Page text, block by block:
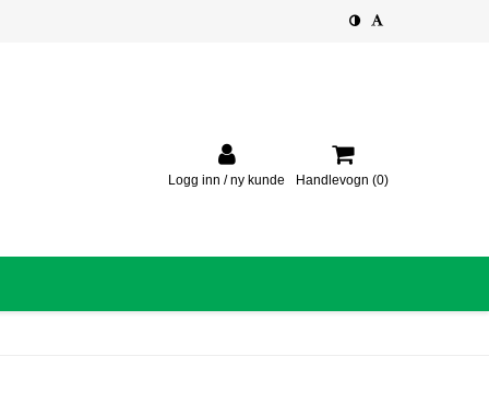
Logg inn / ny kunde Handlevogn (0)